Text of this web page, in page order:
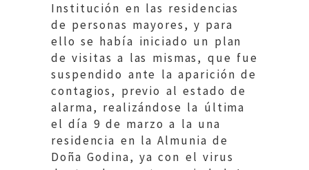
Institución en las residencias
de personas mayores, y para
ello se había iniciado un plan
de visitas a las mismas, que fue
suspendido ante la aparición de
contagios, previo al estado de
alarma, realizándose la última
el día 9 de marzo a la una
residencia en la Almunia de
Doña Godina, ya con el virus